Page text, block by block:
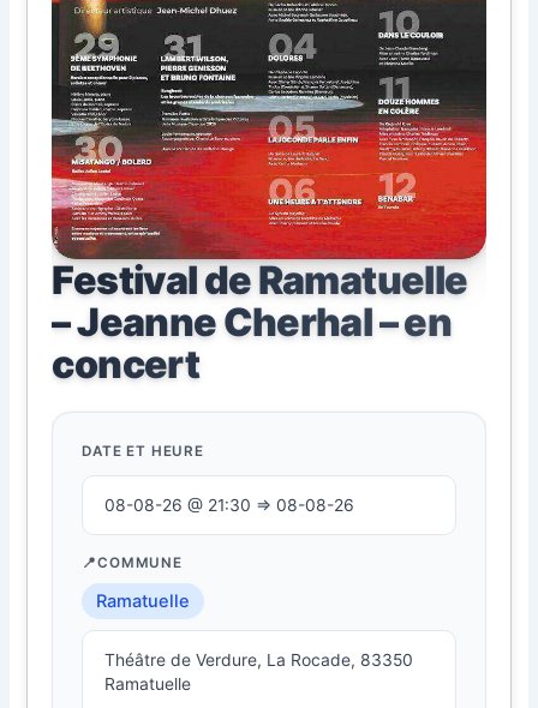
Festival de Ramatuelle
– Jeanne Cherhal – en
concert
DATE ET HEURE
08-08-26 @ 21:30 ⇒ 08-08-26
COMMUNE
Ramatuelle
Théâtre de Verdure, La Rocade, 83350
Ramatuelle